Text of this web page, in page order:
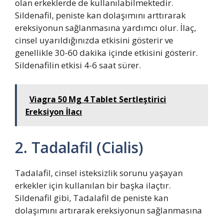
olan erkeklerde de kullanılabilmektedir.
Sildenafil, peniste kan dolaşımını arttırarak
ereksiyonun sağlanmasına yardımcı olur. İlaç,
cinsel uyarıldığınızda etkisini gösterir ve
genellikle 30-60 dakika içinde etkisini gösterir.
Sildenafilin etkisi 4-6 saat sürer.
Viagra 50 Mg 4 Tablet Sertleştirici
Ereksiyon İlacı
2. Tadalafil (Cialis)
Tadalafil, cinsel isteksizlik sorunu yaşayan
erkekler için kullanılan bir başka ilaçtır.
Sildenafil gibi, Tadalafil de peniste kan
dolaşımını artırarak ereksiyonun sağlanmasına